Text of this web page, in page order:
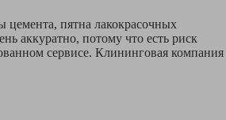
цемента, пятна лакокрасочных
аккуратно, потому что есть риск
сервисе. Клининговая компания